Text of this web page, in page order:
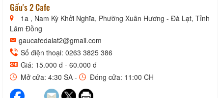
Gấu's 2 Cafe
1a , Nam Kỳ Khởi Nghĩa, Phường Xuân Hương - Đà Lạt, Tỉnh
Lâm Đồng
gaucafedalat2@gmail.com
Số điện thoại: 0263 3825 386
Giá: 15.000 đ - 60.000 đ
Mở cửa: 4:30 SA -
Đóng cửa: 11:00 CH